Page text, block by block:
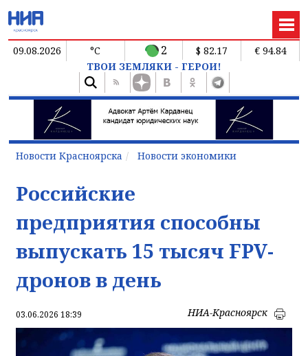
09.08.2026 °C 2 $ 82.17
€ 94.84
ТВОИ ЗЕМЛЯКИ - ГЕРОИ!
Новости Красноярска Новости экономики
Российские
предприятия способны
выпускать 15 тысяч FPV-
дронов в день
03.06.2026 18:39 НИА-Красноярск